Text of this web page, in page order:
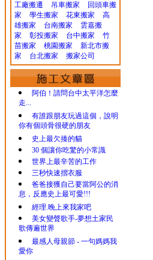
工廠搬遷 吊車搬家
回頭車搬
家
學生搬家 花東搬家
高
雄搬家
台南搬家
雲嘉搬
家
彰投搬家 台中搬家
竹
苗搬家
桃園搬家
新北市搬
家
台北搬家 搬家公司
阿伯！請問台中太平洋怎麼
走...
有誰跟朋友玩過這個，說明
你有個頭骨很硬的朋友
史上最欠揍的貓
30 個讓你吃驚的小常識
世界上最辛苦的工作
三秒快速摺衣服
爸爸接獲自己要當阿公的消
息，反應史上最可愛!!!
經理.晚上來我家吧
美女變聲歌手-夢想土家民
歌傳遍世界
最感人母親節 - 一句媽媽我
愛你